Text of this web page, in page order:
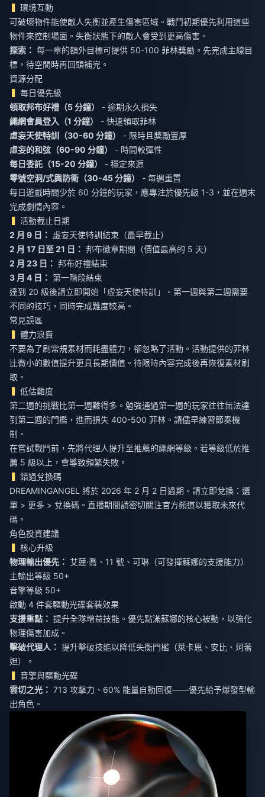
環境互動
可破壞物件能使敵人失衡並產生傷害區域。戰鬥初期優先利用這些
物件來控制場面。失衡狀態下的敵人會受到更高傷害。
探索： 每一章的額外目標可提供 50-100 菲林獎勵。先完成主線目
標，待空閒時再回頭補完。
資源分配
每日優先級
領取邦布好禮（5 分鐘）
- 逾期永久損失
繩網會員登入（1 分鐘）
- 快速領取菲林
虛妄天使特訓（30-60 分鐘）
- 限時且獎勵豐厚
虛妄的和弦（60-90 分鐘）
- 時間較彈性
每日委託（15-20 分鐘）
- 穩定來源
零號空洞/式輿防衛（30-45 分鐘）
- 每週重置
每日遊戲時間少於 60 分鐘的玩家，應專注於優先級 1-3，並在週末
完成劇情內容。
活動截止日期
2 月 9 日： 虛妄天使特訓結束（最早截止）
2 月 17 日至 21 日： 邦布徽章期間（價值最高的 5 天）
2 月 23 日： 邦布好禮結束
3 月 4 日： 第一階段結束
達到 20 級後請立即開始「虛妄天使特訓」。第一週與第二週需要
不同的技巧，同時完成難度較高。
常見誤區
體力浪費
不要為了刷常規素材而耗盡體力，卻忽略了活動。活動提供的菲林
比微小的數值提升更具長期價值。待限時內容完成後再恢復素材刷
取。
低估難度
第二週的挑戰比第一週難得多。勉強通過第一週的玩家往往無法達
到第二週的門檻，進而損失 400-500 菲林。請儘早練習節奏機
制。
在嘗試戰鬥前，先將代理人提升至推薦的繩網等級。若等級低於推
薦 5 級以上，會導致頻繁失敗。
錯過兌換碼
DREAMINGANGEL 將於 2026 年 2 月 2 日過期。請立即兌換：選
單 > 更多 > 兌換碼。直播期間請密切關注官方頻道以獲取未來代
碼。
角色投資建議
核心升級
物理輸出優先： 艾蓮·喬、11 號、可琳（可發揮蘇娜的支援能力）
主輸出等級 50+
音擎等級 50+
啟動 4 件套驅動光碟套裝效果
支援重點： 提升全隊增益技能。優先點滿蘇娜的核心被動，以強化
物理傷害加成。
擊破代理人： 提升擊破技能以降低失衡門檻（萊卡恩、安比、珂蕾
妲）。
音擎與驅動光碟
雲切之光： 713 攻擊力、60% 能量自動回復——優先給予爆發型輸
出角色。